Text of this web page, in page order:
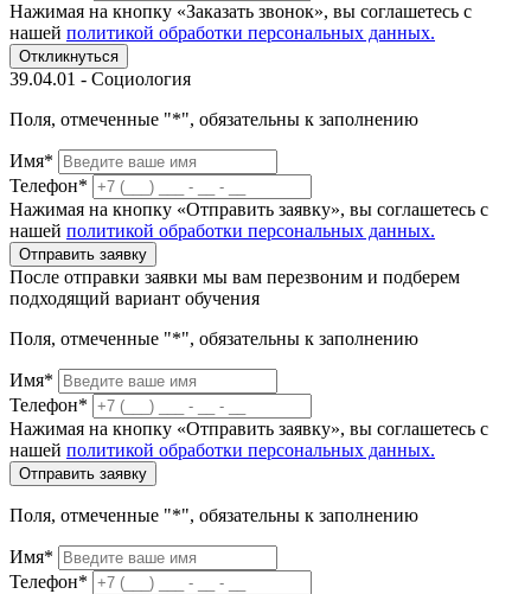
Нажимая на кнопку «Заказать звонок», вы соглашетесь с
нашей политикой обработки персональных данных.
Откликнуться
39.04.01 - Социология
Поля, отмеченные "*", обязательны к заполнению
Имя*
Телефон*
Нажимая на кнопку «Отправить заявку», вы соглашетесь с
нашей политикой обработки персональных данных.
Отправить заявку
После отправки заявки мы вам перезвоним и подберем
подходящий вариант обучения
Поля, отмеченные "*", обязательны к заполнению
Имя*
Телефон*
Нажимая на кнопку «Отправить заявку», вы соглашетесь с
нашей политикой обработки персональных данных.
Отправить заявку
Поля, отмеченные "*", обязательны к заполнению
Имя*
Телефон*